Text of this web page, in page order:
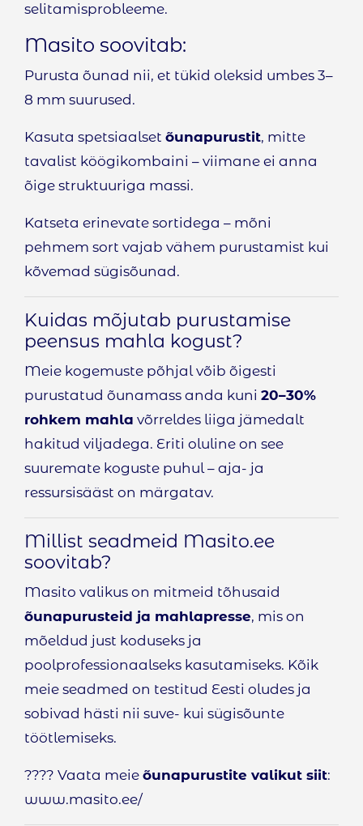
selitamisprobleeme.
Masito soovitab:
Purusta õunad nii, et tükid oleksid umbes 3–
8 mm suurused.
Kasuta spetsiaalset õunapurustit, mitte
tavalist köögikombaini – viimane ei anna
õige struktuuriga massi.
Katseta erinevate sortidega – mõni
pehmem sort vajab vähem purustamist kui
kõvemad sügisõunad.
Kuidas mõjutab purustamise
peensus mahla kogust?
Meie kogemuste põhjal võib õigesti
purustatud õunamass anda kuni 20–30%
rohkem mahla võrreldes liiga jämedalt
hakitud viljadega. Eriti oluline on see
suuremate koguste puhul – aja- ja
ressursisääst on märgatav.
Millist seadmeid Masito.ee
soovitab?
Masito valikus on mitmeid tõhusaid
õunapurusteid ja mahlapresse, mis on
mõeldud just koduseks ja
poolprofessionaalseks kasutamiseks. Kõik
meie seadmed on testitud Eesti oludes ja
sobivad hästi nii suve- kui sügisõunte
töötlemiseks.
???? Vaata meie õunapurustite valikut siit:
www.masito.ee/